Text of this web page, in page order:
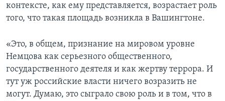
контексте, как ему представляется, возрастает роль
того, что такая площадь возникла в Вашингтоне.
«Это, в общем, признание на мировом уровне
Немцова как серьезного общественного,
государственного деятеля и как жертву террора. И
тут уж российские власти ничего возразить не
могут. Думаю, это сыграло свою роль и в том, что в